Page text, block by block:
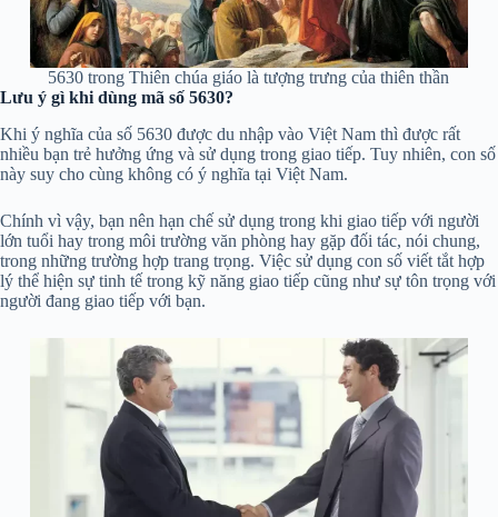
5630 trong Thiên chúa giáo là tượng trưng của thiên thần
Lưu ý gì khi dùng mã số 5630?
Khi ý nghĩa của số 5630 được du nhập vào Việt Nam thì được rất
nhiều bạn trẻ hưởng ứng và sử dụng trong giao tiếp. Tuy nhiên, con số
này suy cho cùng không có ý nghĩa tại Việt Nam.
Chính vì vậy, bạn nên hạn chế sử dụng trong khi giao tiếp với người
lớn tuổi hay trong môi trường văn phòng hay gặp đối tác, nói chung,
trong những trường hợp trang trọng. Việc sử dụng con số viết tắt hợp
lý thể hiện sự tinh tế trong kỹ năng giao tiếp cũng như sự tôn trọng với
người đang giao tiếp với bạn.